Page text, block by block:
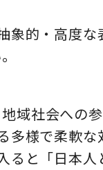
象的・高度
域社会への
多様で柔軟な
ると「日本